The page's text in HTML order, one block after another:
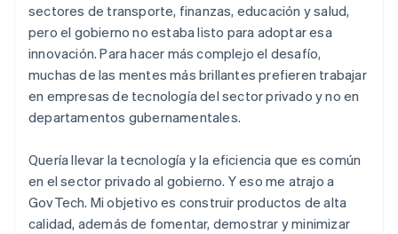
sectores de transporte, finanzas, educación y salud,
pero el gobierno no estaba listo para adoptar esa
innovación. Para hacer más complejo el desafío,
muchas de las mentes más brillantes prefieren trabajar
en empresas de tecnología del sector privado y no en
departamentos gubernamentales.
Quería llevar la tecnología y la eficiencia que es común
en el sector privado al gobierno. Y eso me atrajo a
GovTech. Mi objetivo es construir productos de alta
calidad, además de fomentar, demostrar y minimizar